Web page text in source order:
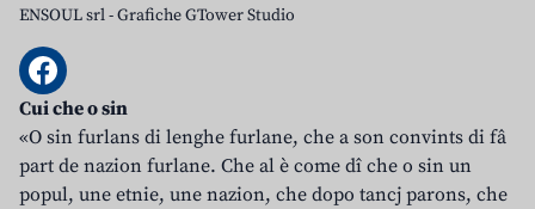
ENSOUL srl-Grafiche GTower Studio
Cui che o sin
«O sin furlans di lenghe furlane, che a son convints di fâ
part de nazion furlane. Che al è come dî che o sin un
popul, une etnie, une nazion, che dopo tancj parons, che